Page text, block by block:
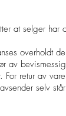
at selger har
overholdt
av
For retur av
selv